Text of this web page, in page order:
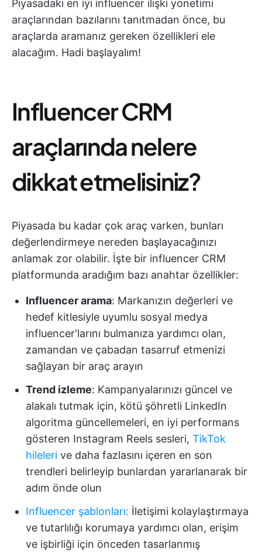
Piyasadaki en iyi influencer ilişki yönetimi
araçlarından bazılarını tanıtmadan önce, bu
araçlarda aramanız gereken özellikleri ele
alacağım. Hadi başlayalım!
Influencer CRM
araçlarında nelere
dikkat etmelisiniz?
Piyasada bu kadar çok araç varken, bunları
değerlendirmeye nereden başlayacağınızı
anlamak zor olabilir. İşte bir influencer CRM
platformunda aradığım bazı anahtar özellikler:
Influencer arama: Markanızın değerleri ve
hedef kitlesiyle uyumlu sosyal medya
influencer'larını bulmanıza yardımcı olan,
zamandan ve çabadan tasarruf etmenizi
sağlayan bir araç arayın
Trend izleme: Kampanyalarınızı güncel ve
alakalı tutmak için, kötü şöhretli LinkedIn
algoritma güncellemeleri, en iyi performans
gösteren Instagram Reels sesleri, TikTok
hileleri ve daha fazlasını içeren en son
trendleri belirleyip bunlardan yararlanarak bir
adım önde olun
Influencer şablonları: İletişimi kolaylaştırmaya
ve tutarlılığı korumaya yardımcı olan, erişim
ve işbirliği için önceden tasarlanmış